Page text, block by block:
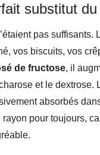
substitut
pas suffisants.
vos biscuits, vos
de fructose, il
et le
absorbés
pour toujours,